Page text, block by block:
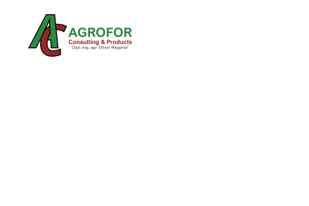
Skip to main content